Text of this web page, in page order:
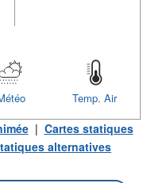
Temp. Air
| Cartes statiques
alternatives